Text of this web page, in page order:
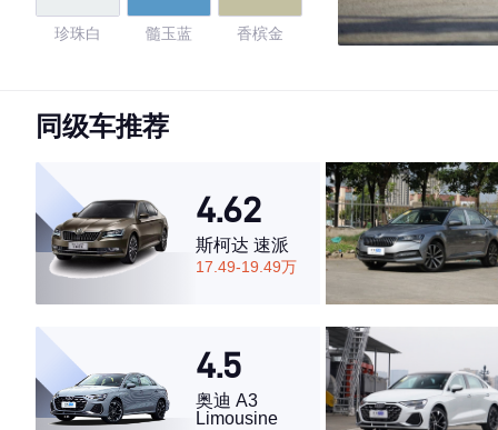
珍珠白 髓玉蓝 香槟金
铂金珍珠白/
珊瑚红/黑 虎睛棕
色
4.69
同级车推荐
4.62
斯柯达 速派
17.49-19.49万
4.5
奥迪 A3
Limousine